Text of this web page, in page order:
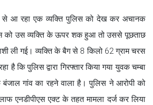
आ रहा एक व्यक्ति पुलिस को देख कर अचानक
को उस व्यक्ति के ऊपर शक हुआ तो उससे पूछताछ
ली गई। व्यक्ति के बैग से 8 किलो 62 ग्राम चरस
है कि पुलिस द्वारा गिरफ्तार किया गया युवक चम्बा
बंजाल गांव का रहने वाला है। पुलिस ने आरोपी को
एनडीपीएस एक्ट के तहत मामला दर्ज कर लिया